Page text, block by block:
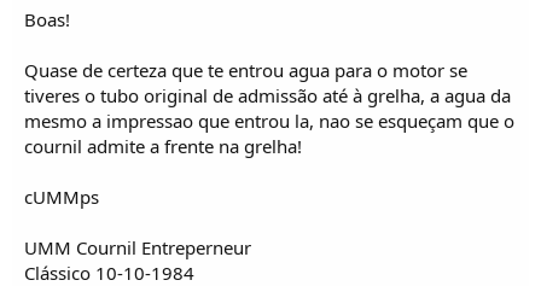
Boas!
Quase de certeza que te entrou agua para o motor se
tiveres o tubo original de admissão até à grelha, a agua da
mesmo a impressao que entrou la, nao se esqueçam que o
cournil admite a frente na grelha!
cUMMps
UMM Cournil Entreperneur
Clássico 10-10-1984